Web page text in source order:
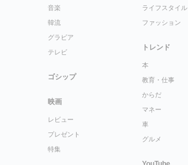
音楽
韓流
グラビア
テレビ
ゴシップ
映画
レビュー
プレゼント
特集
ライフスタイル
ファッション
トレンド
本
教育・仕事
からだ
マネー
車
グルメ